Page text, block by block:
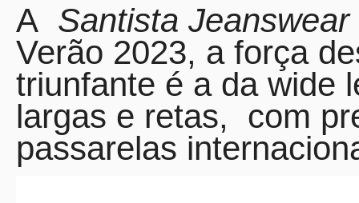
A Santista Jeanswear
Verão 2023, a força
triunfante é a da wide
largas e retas,
com
passarelas